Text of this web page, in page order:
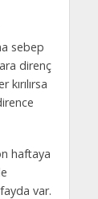
sebep
direnç
haftaya
var.